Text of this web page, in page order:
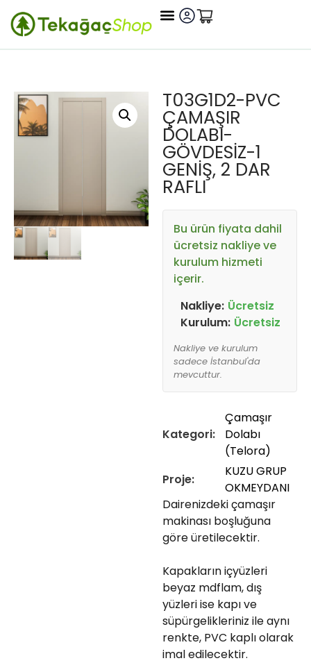
T03G1D2-PVC
ÇAMAŞIR
DOLABI-
GÖVDESIZ-1
GENIŞ, 2 DAR
RAFLI
Bu ürün fiyata dahil
ücretsiz nakliye ve
kurulum hizmeti
içerir.
Nakliye: Ücretsiz
Kurulum: Ücretsiz
Nakliye ve kurulum
sadece İstanbul'da
mevcuttur.
Kategori:
Çamaşır
Dolabı
(Telora)
Proje:
KUZU GRUP
OKMEYDANI
Dairenizdeki çamaşır
makinası boşluğuna
göre üretilecektir.
Kapakların içyüzleri
beyaz mdflam, dış
yüzleri ise kapı ve
süpürgelikleriniz ile aynı
renkte, PVC kaplı olarak
imal edilecektir.